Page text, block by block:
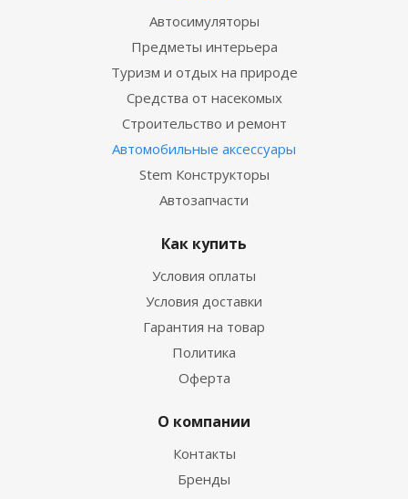
Автосимуляторы
Предметы интерьера
Туризм и отдых на природе
Средства от насекомых
Строительство и ремонт
Автомобильные аксессуары
Stem Конструкторы
Автозапчасти
Как купить
Условия оплаты
Условия доставки
Гарантия на товар
Политика
Оферта
О компании
Контакты
Бренды